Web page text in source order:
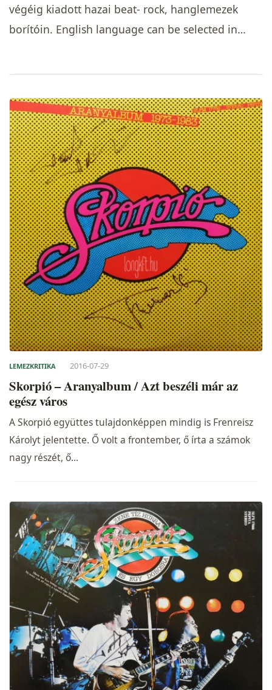
végéig kiadott hazai beat- rock, hanglemezek
borítóin. English language can be selected in…
LEMEZKRITIKA 2016-07-29
Skorpió – Aranyalbum / Azt beszéli már az
egész város
A Skorpió együttes tulajdonképpen mindig is Frenreisz
Károlyt jelentette. Ő volt a frontember, ő írta a számok
nagy részét, ő…